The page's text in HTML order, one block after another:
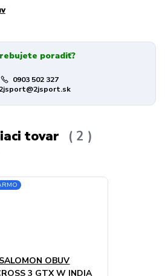
poradiť?
0903 502 327
tovar 2